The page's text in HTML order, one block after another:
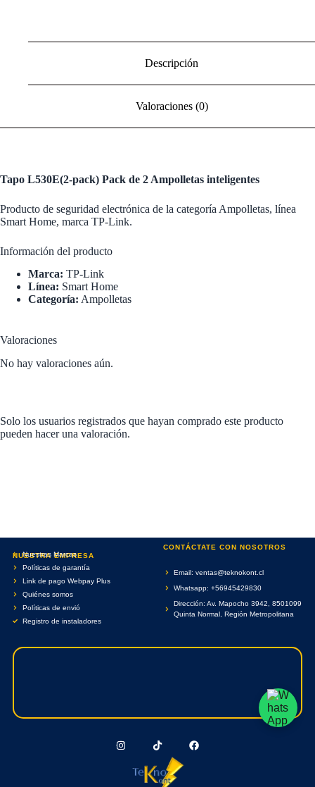
Descripción
Valoraciones (0)
Tapo L530E(2-pack) Pack de 2 Ampolletas inteligentes
Producto de seguridad electrónica de la categoría Ampolletas, línea
Smart Home, marca TP-Link.
Información del producto
Marca: TP-Link
Línea: Smart Home
Categoría: Ampolletas
Valoraciones
No hay valoraciones aún.
Solo los usuarios registrados que hayan comprado este producto
pueden hacer una valoración.
NUESTRA EMPRESA
Nuestras Marcas
Políticas de garantía
Link de pago Webpay Plus
Quiénes somos
Políticas de envió
Registro de instaladores
CONTÁCTATE CON NOSOTROS
Email: ventas@teknokont.cl
Whatsapp: +56945429830
Dirección: Av. Mapocho 3942, 8501099
Quinta Normal, Región Metropolitana